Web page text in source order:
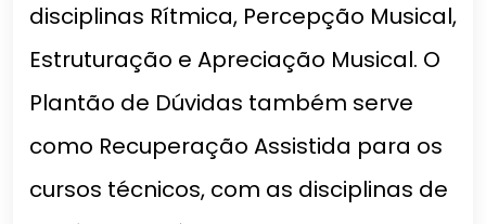
disciplinas Rítmica, Percepção Musical,
Estruturação e Apreciação Musical. O
Plantão de Dúvidas também serve
como Recuperação Assistida para os
cursos técnicos, com as disciplinas de